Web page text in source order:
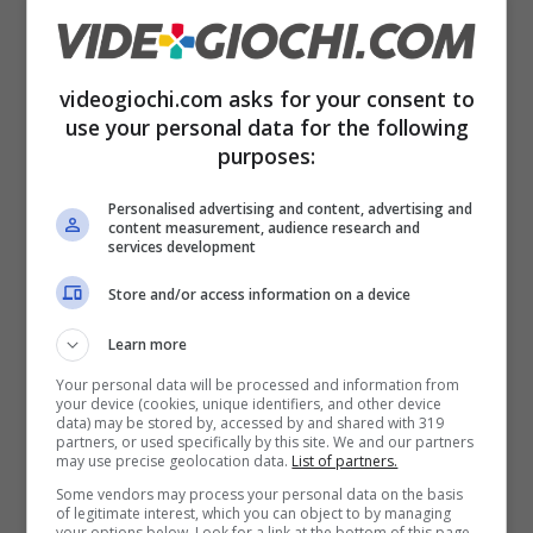
dircelo. Fino ad allora non ci resta che godere
ogni nuovo arrivo sul Game Pass,che
sicuramente vi garantirà tantissime ore di
Xbox Microsoft
videogiochi.com asks for your consent to
use your personal data for the following
purposes:
Personalised advertising and content, advertising and
content measurement, audience research and
services development
Store and/or access information on a device
Learn more
Your personal data will be processed and information from
your device (cookies, unique identifiers, and other device
data) may be stored by, accessed by and shared with 319
partners, or used specifically by this site. We and our partners
may use precise geolocation data. List of partners.
Some vendors may process your personal data on the basis
of legitimate interest, which you can object to by managing